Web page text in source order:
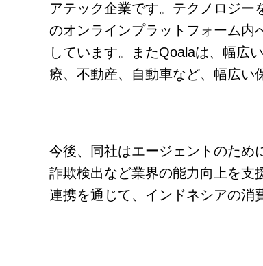
アテック企業です。テクノロジー
のオンラインプラットフォーム内
しています。またQoalaは、幅広
療、不動産、自動車など、幅広い
今後、同社はエージェントのため
詐欺検出など業界の能力向上を支
連携を通じて、インドネシアの消